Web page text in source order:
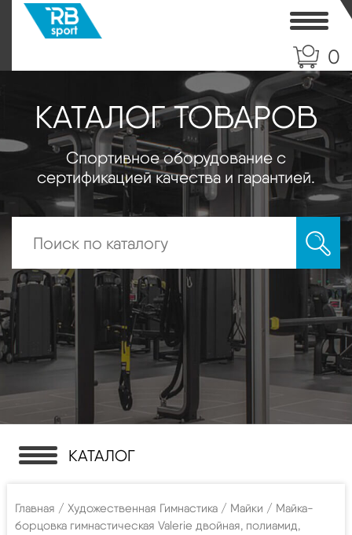
0
КАТАЛОГ ТОВАРОВ
Спортивное оборудование с
сертификацией качества и гарантией.
КАТАЛОГ
Главная / Художественная Гимнастика / Майки / Майка-
борцовка гимнастическая Valerie двойная, полиамид,